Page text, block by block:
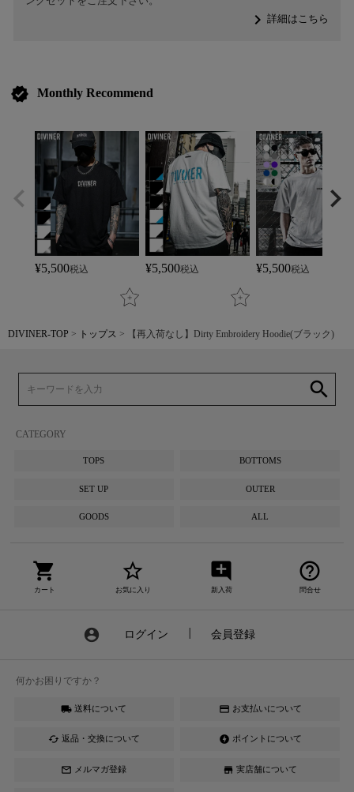
navigate_next詳細はこちら
verified Monthly Recommend
¥5,500税込 ¥5,500税込 ¥5,500税込
DIVINER-TOP トップス 【再入荷なし】Dirty Embroidery Hoodie(ブラック)
search
CATEGORY
TOPS BOTTOMS
SET UP OUTER
GOODS ALL
shopping_cart
カート
star_border
お気に入り
add_comment
新入荷
help_outline
問合せ
account_circle ログイン 会員登録
何かお困りですか？
local_shipping 送料について credit_card お支払いについて
cached 返品・交換について offline_bolt ポイントについて
mail_outline メルマガ登録 store 実店舗について